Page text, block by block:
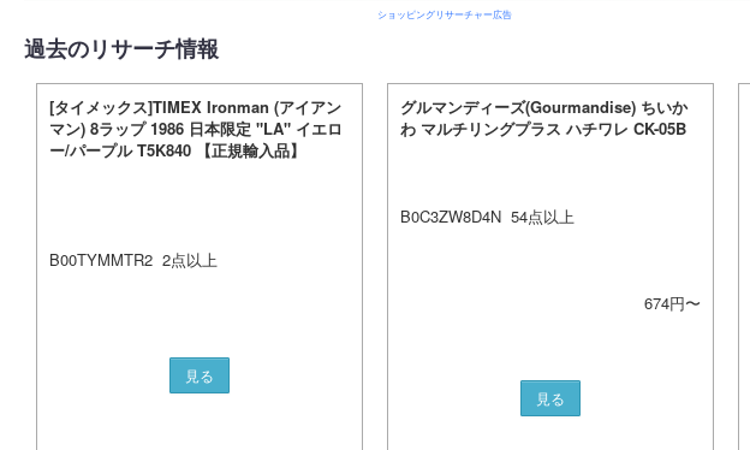
ショッピングリサーチャー広告
過去のリサーチ情報
[タイメックス]TIMEX Ironman (アイアン
マン) 8ラップ 1986 日本限定 "LA" イエロ
ー/パープル T5K840 【正規輸入品】
B00TYMMTR2 2点以上
見る
グルマンディーズ(Gourmandise) ちいか
わ マルチリングプラス ハチワレ CK-05B
B0C3ZW8D4N 54点以上
674円〜
見る